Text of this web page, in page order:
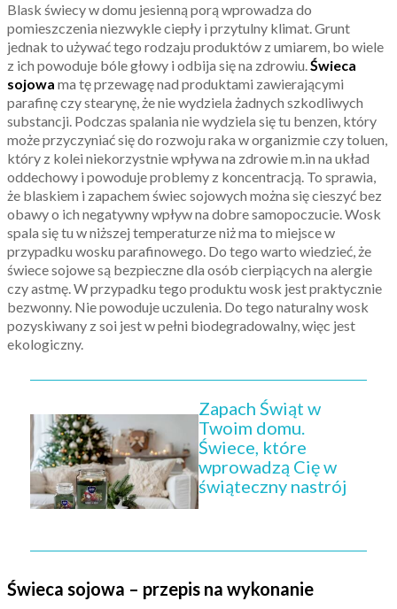
Blask świecy w domu jesienną porą wprowadza do
pomieszczenia niezwykle ciepły i przytulny klimat. Grunt
jednak to używać tego rodzaju produktów z umiarem, bo wiele
z ich powoduje bóle głowy i odbija się na zdrowiu.Świeca
sojowa ma tę przewagę nad produktami zawierającymi
parafinę czy stearynę, że nie wydziela żadnych szkodliwych
substancji. Podczas spalania nie wydziela się tu benzen, który
może przyczyniać się do rozwoju raka w organizmie czy toluen,
który z kolei niekorzystnie wpływa na zdrowie m.in na układ
oddechowy i powoduje problemy z koncentracją. To sprawia,
że blaskiem i zapachem świec sojowych można się cieszyć bez
obawy o ich negatywny wpływ na dobre samopoczucie. Wosk
spala się tu w niższej temperaturze niż ma to miejsce w
przypadku wosku parafinowego. Do tego warto wiedzieć, że
świece sojowe są bezpieczne dla osób cierpiących na alergie
czy astmę. W przypadku tego produktu wosk jest praktycznie
bezwonny. Nie powoduje uczulenia. Do tego naturalny wosk
pozyskiwany z soi jest w pełni biodegradowalny, więc jest
ekologiczny.
Zapach Świąt w
Twoim domu.
Świece, które
wprowadzą Cię w
świąteczny nastrój
Świeca sojowa – przepis na wykonanie